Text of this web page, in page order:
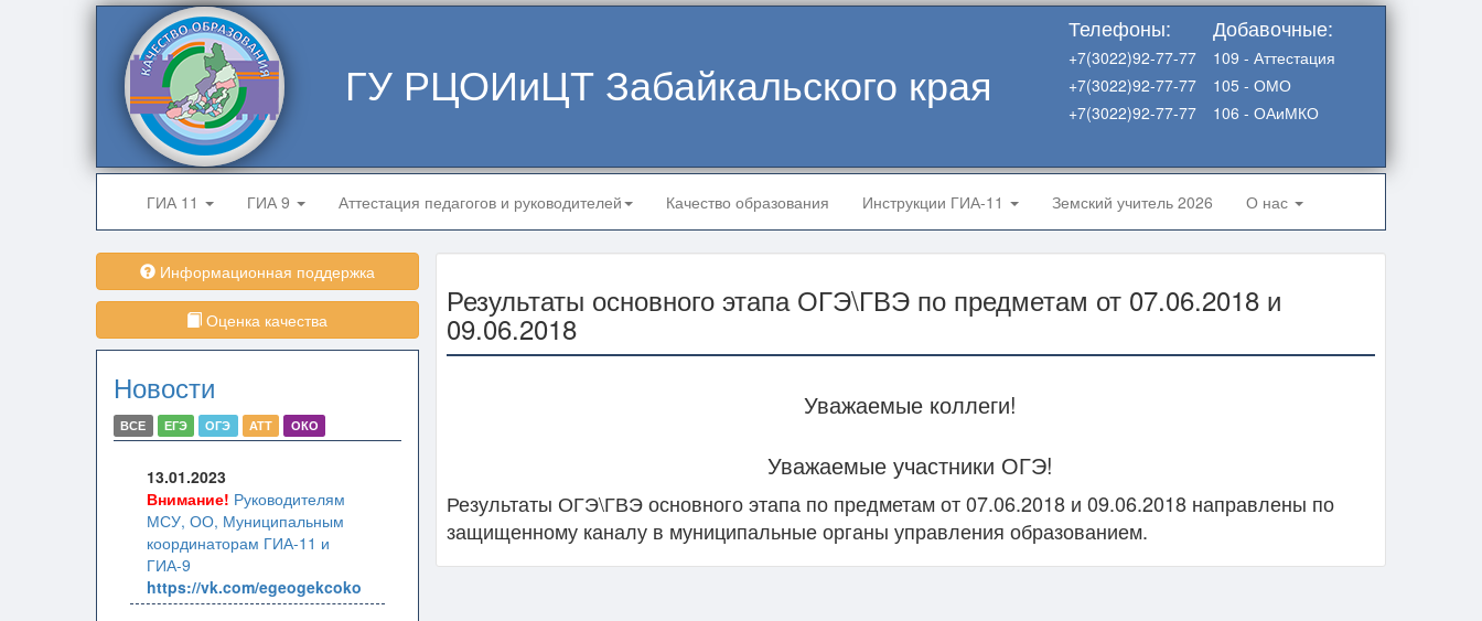
ГУ РЦОИиЦТ Забайкальского края
Добавочные:
109 - Аттестация
105 - ОМО
106 - ОАиМКО
Телефоны:
+7(3022)92-77-77
+7(3022)92-77-77
+7(3022)92-77-77
ГИА 11 ГИА 9 Аттестация педагогов и руководителей Качество образования Инструкции ГИА-11 Земский учитель 2026 О нас
Информационная поддержка
Оценка качества
Новости
ВСЕ ЕГЭ ОГЭ АТТ ОКО
13.01.2023
Внимание! Руководителям
МСУ, ОО, Муниципальным
координаторам ГИА-11 и
ГИА-9
https://vk.com/egeogekcoko
Результаты основного этапа ОГЭ\ГВЭ по предметам от 07.06.2018 и
09.06.2018
Уважаемые коллеги!
Уважаемые участники ОГЭ!
Результаты ОГЭ\ГВЭ основного этапа по предметам от 07.06.2018 и 09.06.2018 направлены по
защищенному каналу в муниципальные органы управления образованием.